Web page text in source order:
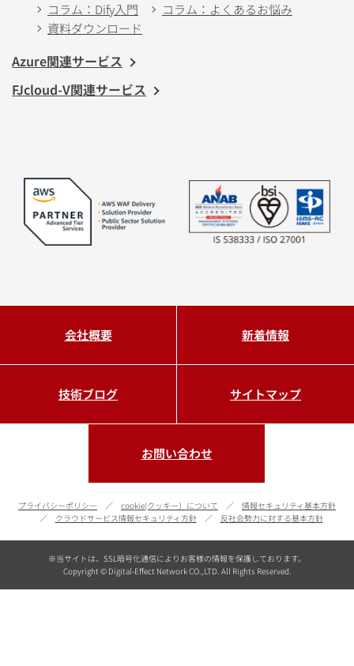
コラム：Dify入門
コラム：よくあるお悩み
資料ダウンロード
Azure関連サービス
FJcloud-V関連サービス
会社概要 新着情報
技術ブログ サイトマップ
お問い合わせ
プライバシーポリシー cookie(クッキー）について
情報セキュリティ基本方針
クラウドサービス情報セキュリティ方針
反社会勢力に対する基本方針
※当サイトは、SSL暗号化通信によりお客様の情報を保護しております。
Copyright © Digital-Effect Network CO.,LTD. All Rights Reserved.